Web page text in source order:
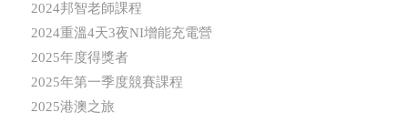
2024邦智老師課程
2024重溫4天3夜NI增能充電營
2025年度得獎者
2025年第一季度競賽課程
2025港澳之旅